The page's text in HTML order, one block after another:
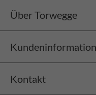
Über Torwegge
Kontakt